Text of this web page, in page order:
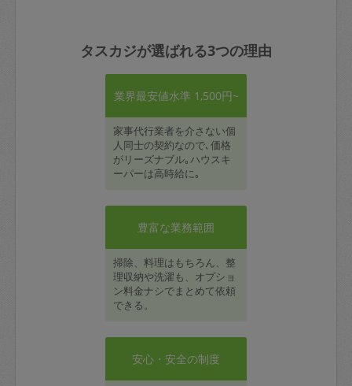
タスカジが選ばれる3つの理由
業界最安値水準 1,500円~
家事代行業者を介さない個
人同士の契約なので､価格
がリーズナブル｡ハウスキ
ーパーは高時給に｡
豊富な業務範囲
掃除、料理はもちろん、整
理収納や洗濯も、オプショ
ン料金ナシでまとめて依頼
できる。
安心・安全の制度